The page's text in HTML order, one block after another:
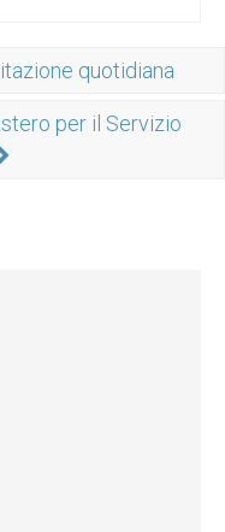
quotidiana
per il Servizio